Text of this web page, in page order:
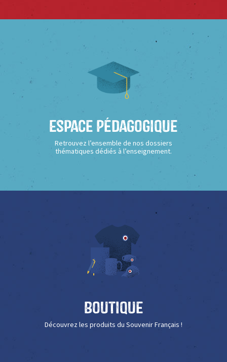
Espace Pédagogique
Retrouvez l’ensemble de nos dossiers
thématiques dédiés à l’enseignement.
Boutique
Découvrez les produits du Souvenir Français !